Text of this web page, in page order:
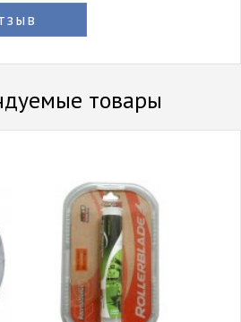
товары